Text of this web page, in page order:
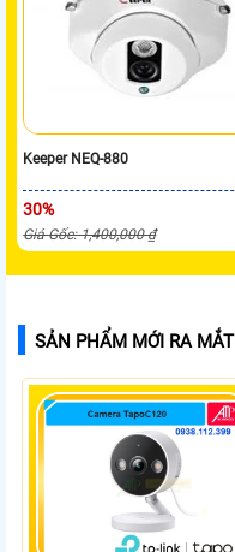
Keeper NEQ-880
30%
Giá Gốc: 1,400,000 ₫
SẢN PHẨM MỚI RA MẮT